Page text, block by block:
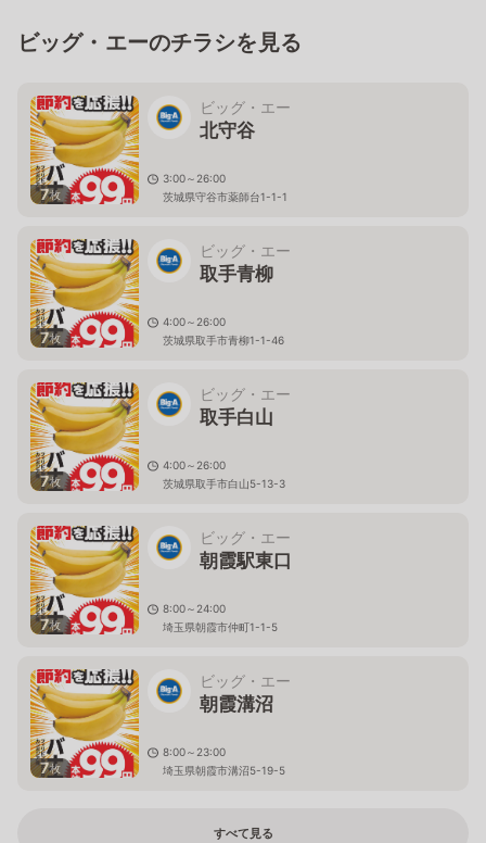
ビッグ・エーのチラシを見る
7枚
ビッグ・エー
北守谷
3:00～26:00
茨城県守谷市薬師台1-1-1
7枚
ビッグ・エー
取手青柳
4:00～26:00
茨城県取手市青柳1-1-46
7枚
ビッグ・エー
取手白山
4:00～26:00
茨城県取手市白山5-13-3
7枚
ビッグ・エー
朝霞駅東口
8:00～24:00
埼玉県朝霞市仲町1-1-5
7枚
ビッグ・エー
朝霞溝沼
8:00～23:00
埼玉県朝霞市溝沼5-19-5
すべて見る